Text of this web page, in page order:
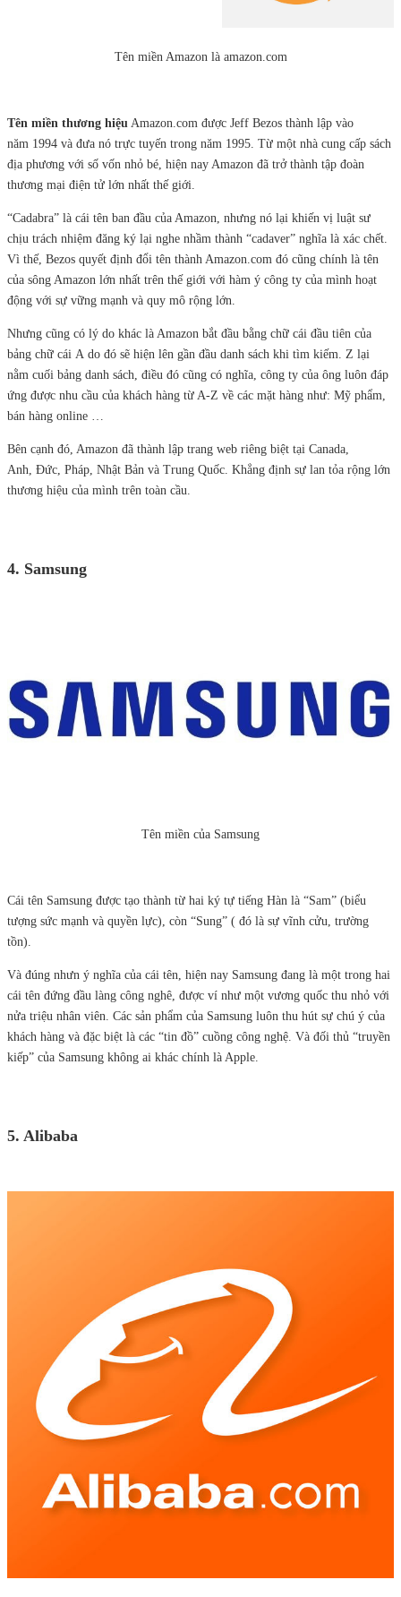
Tên miền Amazon là amazon.com
Tên miền thương hiệu Amazon.com được Jeff Bezos thành lập vào
năm 1994 và đưa nó trực tuyến trong năm 1995. Từ một nhà cung cấp sách
địa phương với số vốn nhỏ bé, hiện nay Amazon đã trở thành tập đoàn
thương mại điện tử lớn nhất thế giới.
“Cadabra” là cái tên ban đầu của Amazon, nhưng nó lại khiến vị luật sư
chịu trách nhiệm đăng ký lại nghe nhầm thành “cadaver” nghĩa là xác chết.
Vì thế, Bezos quyết định đổi tên thành Amazon.com đó cũng chính là tên
của sông Amazon lớn nhất trên thế giới với hàm ý công ty của mình hoạt
động với sự vững mạnh và quy mô rộng lớn.
Nhưng cũng có lý do khác là Amazon bắt đầu bằng chữ cái đầu tiên của
bảng chữ cái A do đó sẽ hiện lên gần đầu danh sách khi tìm kiếm. Z lại
nằm cuối bảng danh sách, điều đó cũng có nghĩa, công ty của ông luôn đáp
ứng được nhu cầu của khách hàng từ A-Z về các mặt hàng như: Mỹ phẩm,
bán hàng online …
Bên cạnh đó, Amazon đã thành lập trang web riêng biệt tại Canada,
Anh, Đức, Pháp, Nhật Bản và Trung Quốc. Khẳng định sự lan tỏa rộng lớn
thương hiệu của mình trên toàn cầu.
4. Samsung
Tên miền của Samsung
Cái tên Samsung được tạo thành từ hai ký tự tiếng Hàn là “Sam” (biểu
tượng sức mạnh và quyền lực), còn “Sung” ( đó là sự vĩnh cửu, trường
tồn).
Và đúng nhưn ý nghĩa của cái tên, hiện nay Samsung đang là một trong hai
cái tên đứng đầu làng công nghê, được ví như một vương quốc thu nhỏ với
nửa triệu nhân viên. Các sản phẩm của Samsung luôn thu hút sự chú ý của
khách hàng và đặc biệt là các “tin đồ” cuồng công nghệ. Và đối thủ “truyền
kiếp” của Samsung không ai khác chính là Apple.
5. Alibaba